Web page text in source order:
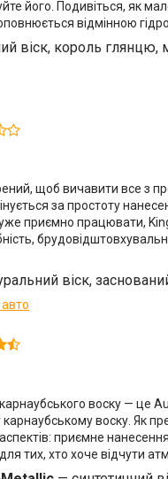
його. Подивіться, як
відмінною
віск, король глянцю,
щоб вичавити все з
за простоту
приємно працювати,
віск,
воску — це
воску. Як
приємне
тих, хто хоче відчути